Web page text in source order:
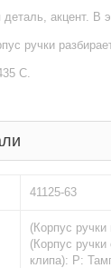
акцент. В
ручки
C.
41125-63
(Корпус
(Корпус
клипа): Р: